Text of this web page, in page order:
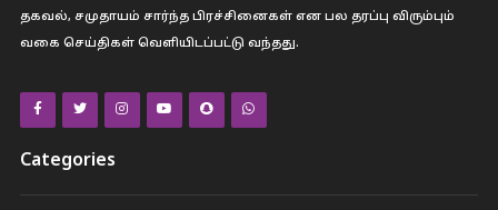
தகவல், சமுதாயம் சார்ந்த பிரச்சினைகள் என பல தரப்பு விரும்பும்
வகை செய்திகள் வெளியிடப்பட்டு வந்தது.
Categories